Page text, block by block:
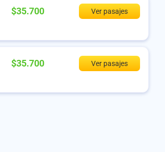
$35.700
Ver pasajes
$35.700
Ver pasajes